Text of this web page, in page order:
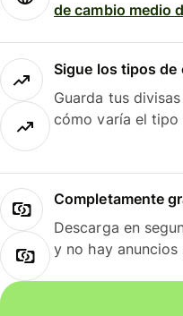
de cambio medio
Sigue los tipos de
Guarda tus
cómo varía el
Completamente
Descarga en
y no hay anuncios